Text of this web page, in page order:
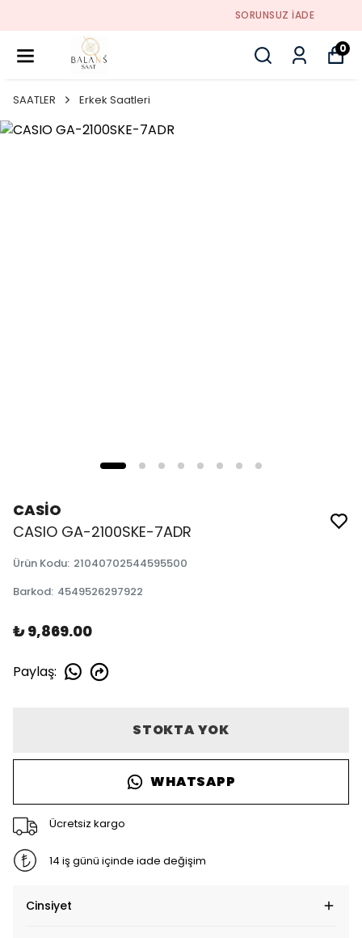
0
SAATLER Erkek Saatleri
CASİO
CASIO GA-2100SKE-7ADR
Ürün Kodu: 21040702544595500
Barkod: 4549526297922
₺ 9,869.00
Paylaş:
STOKTA YOK
WHATSAPP
Ücretsiz kargo
14 iş günü içinde iade değişim
Cinsiyet